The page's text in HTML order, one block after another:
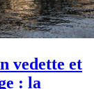
vedette et
: la